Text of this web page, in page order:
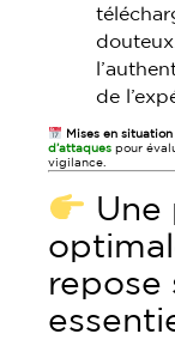
douteux.
de
Mises en
d’attaques pour
vigilance.
Une
repose